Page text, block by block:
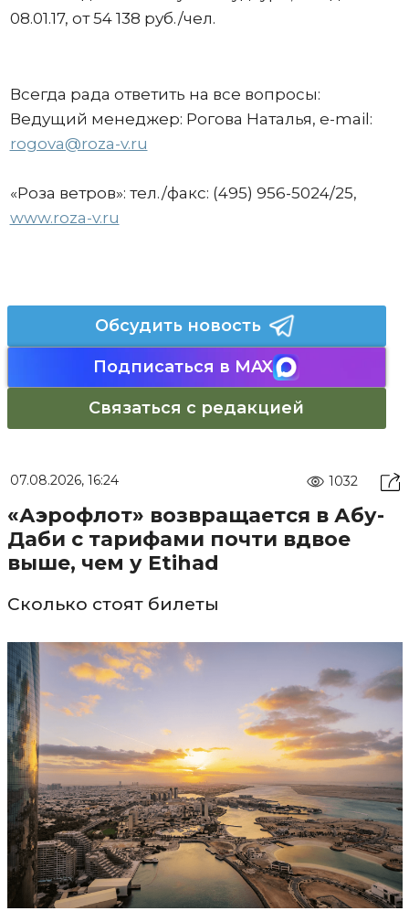
08.01.17, от 54 138 руб./чел.
Всегда рада ответить на все вопросы:
Ведущий менеджер: Рогова Наталья, e-mail:
rogova@roza-v.ru
«Роза ветров»: тел./факс: (495) 956-5024/25,
www.roza-v.ru
Обсудить новость
Подписаться в MAX
Связаться с редакцией
07.08.2026, 16:24 1032
«Аэрофлот» возвращается в Абу-
Даби с тарифами почти вдвое
выше, чем у Etihad
Сколько стоят билеты